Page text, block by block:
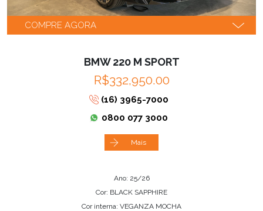
COMPRE AGORA
BMW 220 M SPORT
R$332,950.00
(16) 3965-7000
0800 077 3000
Mais
Ano: 25/26
Cor: BLACK SAPPHIRE
Cor interna: VEGANZA MOCHA